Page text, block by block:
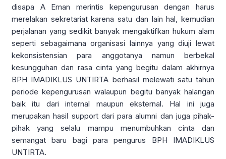
disapa A Eman merintis kepengurusan dengan harus
merelakan sekretariat karena satu dan lain hal, kemudian
perjalanan yang sedikit banyak mengaktifkan hukum alam
seperti sebagaimana organisasi lainnya yang diuji lewat
kekonsistensian para anggotanya namun berbekal
kesungguhan dan rasa cinta yang begitu dalam akhirnya
BPH IMADIKLUS UNTIRTA berhasil melewati satu tahun
periode kepengurusan walaupun begitu banyak halangan
baik itu dari internal maupun eksternal. Hal ini juga
merupakan hasil support dari para alumni dan juga pihak-
pihak yang selalu mampu menumbuhkan cinta dan
semangat baru bagi para pengurus BPH IMADIKLUS
UNTIRTA.